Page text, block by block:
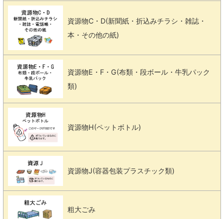
資源物C・D(新聞紙・折込みチラシ・雑誌・
本・その他の紙)
資源物E・F・G(布類・段ボール・牛乳パック
類)
資源物H(ペットボトル)
資源物J(容器包装プラスチック類)
粗大ごみ